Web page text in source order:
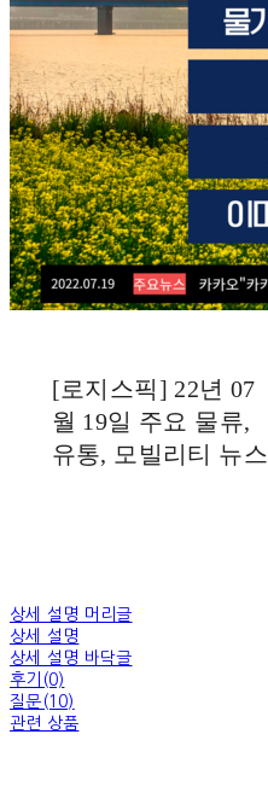
[로지스픽] 22년 07
월 19일 주요 물류,
유통, 모빌리티 뉴스
상세 설명 머리글
상세 설명
상세 설명 바닥글
후기(0)
질문(10)
관련 상품